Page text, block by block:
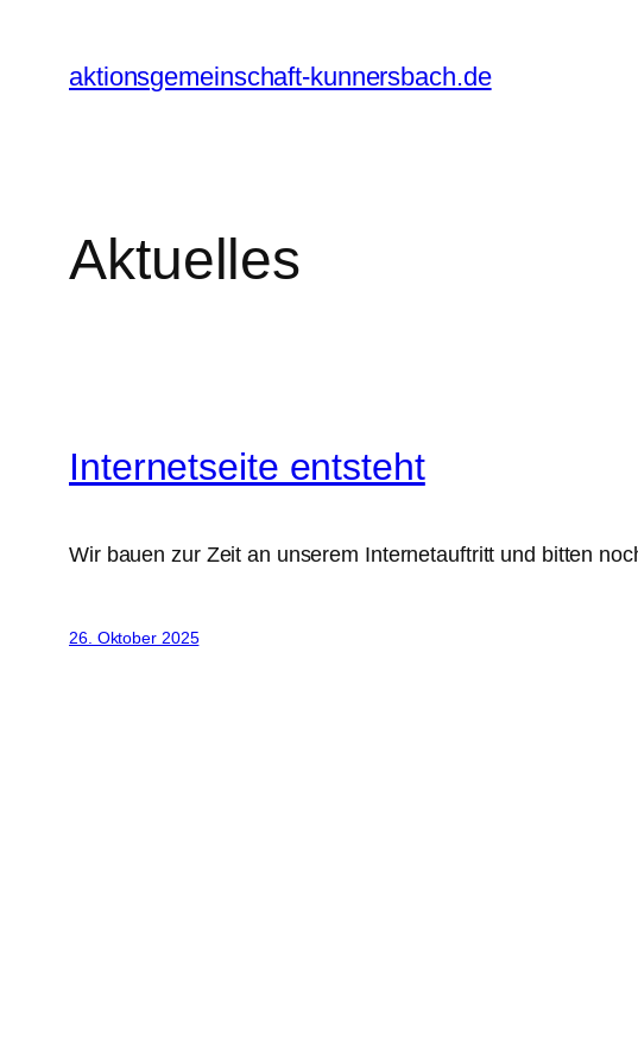
springen
aktionsgemeinschaft-kunnersbach.de
Aktuelles
Internetseite entsteht
Wir bauen zur Zeit an unserem Internetauftritt und bitten
26. Oktober 2025